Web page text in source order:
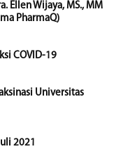
Ellen Wijaya, MS., MM
PharmaQ)
COVID-19
Universitas
2021